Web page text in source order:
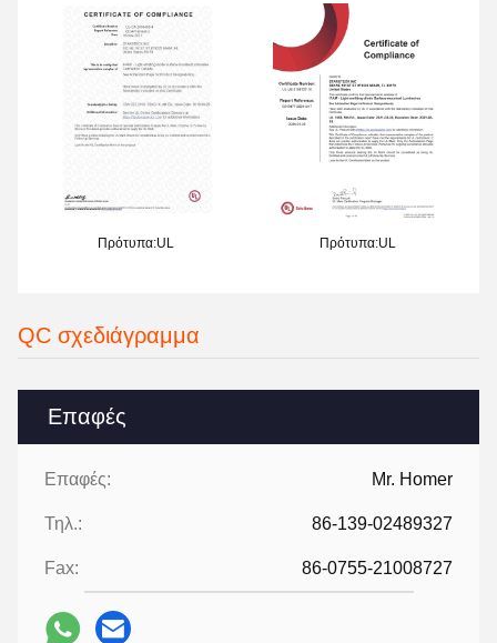
Επαφές
Επαφές: Mr. Homer
Τηλ.: 86-139-02489327
Fax: 86-0755-21008727
Πρότυπα:UL Πρότυπα:UL
QC σχεδιάγραμμα